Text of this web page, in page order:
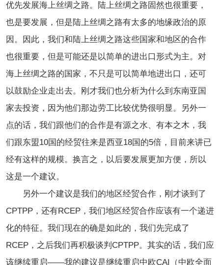
优先发展海上丝绸之路。陆上丝绸之路固然也很重要，
也是要发展，但是陆上丝绸之路有太多的地缘政治的原
因。因此，我们和陆上丝绸之路这些国家和地区的合作
也很重要，但是可能还是以简单的进出口形式为主。对
海上丝绸之路的国家，不只是可以简单地进出口，还可
以鼓励企业走出去。刚才我们也分析为什么到东南亚国
家去投资，因为他们那边劳工比较优势很明显。另外一
点的话，我们跟他们的合作是有源之水、有本之木，我
们跟东盟10国的经贸往来是西亚18国的5倍，目前来讲已
经有这样的规模。换言之，以后要发展更加方便，所以
这是一个建议。
另外一个建议是我们的地区经贸合作，刚才谈到了
CPTPP，还有RCEP，我们地区经贸合作应该有一个递进
化的特征。我们现在的确是如此的，我们先完成了
RCEP，之后我们再积极谈判CPTPP。其实的话，我们应
该继续重启——我的建议是继续重启中欧CAI（中欧全面